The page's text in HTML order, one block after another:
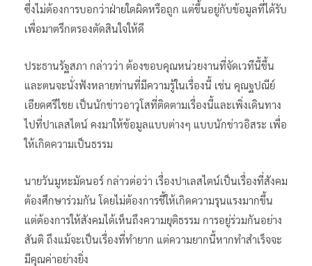
ซึ่งไม่ต้องการบอกว่าฝ่ายใดผิดหรือถูก แต่ขึ้นอยู่กับข้อมูลที่ได้รับ
เพื่อมาตรึกตรองตัดสินใจให้ดี
ประธานรัฐสภา กล่าวว่า ต้องขอบคุณหน่วยงานที่จัดเวทีนี้ขึ้น
และตนจะนั่งฟังหลายท่านที่มีความรู้ในเรื่องนี้ เช่น คุณฐปณีย์
เอียดศรีไชย เป็นนักข่าวอาวุโสที่ติดตามเรื่องนี้และเพิ่งเดินทาง
ไปที่ปาเลสไตน์ คงมาให้ข้อมูลแบบต่างๆ แบบนักข่าวอิสระ เพื่อ
ให้เกิดความเป็นธรรม
นายวันมูหะมัดนอร์ กล่าวต่อว่า เรื่องปาเลสไตน์เป็นเรื่องที่สังคม
ต้องศึกษาร่วมกัน โดยไม่ต้องการชี้ให้เกิดความรุนแรงมากขึ้น
แต่ต้องการให้สังคมได้เห็นถึงความยุติธรรม การอยู่ร่วมกันอย่าง
สันติ ถึงแม้จะเป็นเรื่องที่ทำยาก แต่ความยากนี้หากทำสำเร็จจะ
มีคุณค่าอย่างยิ่ง